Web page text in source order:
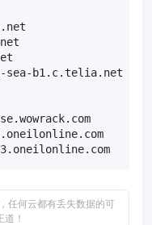
10.0%
70.0%
sea-b1.c.telia.net
任何云都有丢失数据的可
！